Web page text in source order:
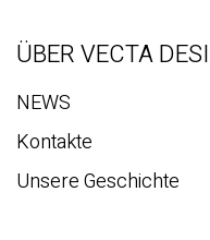
ÜBER VECTA
NEWS
Kontakte
Unsere Geschichte